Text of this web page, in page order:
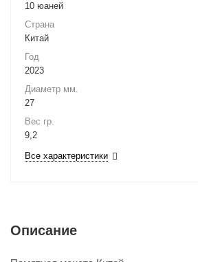
10 юаней
Страна
Китай
Год
2023
Диаметр мм.
27
Вес гр.
9,2
Все характеристики
Описание